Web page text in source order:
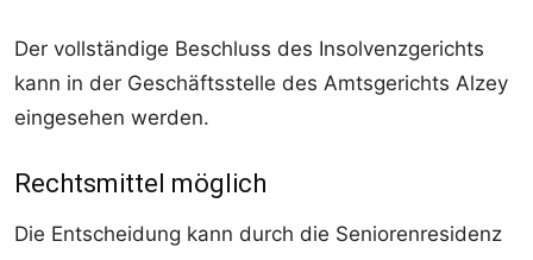
Der vollständige Beschluss des Insolvenzgerichts
kann in der Geschäftsstelle des Amtsgerichts Alzey
eingesehen werden.
Rechtsmittel möglich
Die Entscheidung kann durch die Seniorenresidenz